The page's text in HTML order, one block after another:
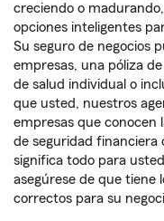
creciendo o
opciones inteligentes
Su seguro de negocios
empresas, una póliza
de salud individual o
que usted, nuestros
empresas que conocen
de seguridad financiera
significa todo para
asegúrese de que tiene
correctos para su